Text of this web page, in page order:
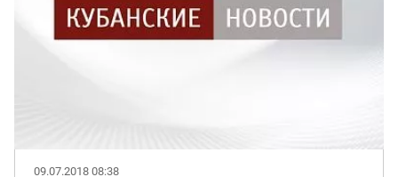
09.07.2018 08:38